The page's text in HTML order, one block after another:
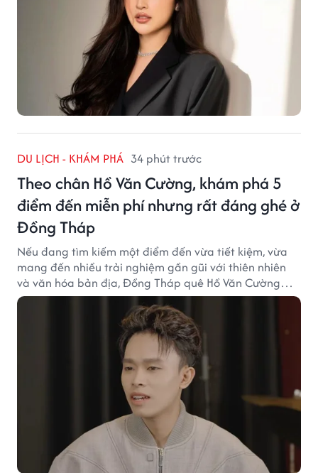
DU LỊCH - KHÁM PHÁ 34 phút trước
Theo chân Hồ Văn Cường, khám phá 5
điểm đến miễn phí nhưng rất đáng ghé ở
Đồng Tháp
Nếu đang tìm kiếm một điểm đến vừa tiết kiệm, vừa
mang đến nhiều trải nghiệm gần gũi với thiên nhiên
và văn hóa bản địa, Đồng Tháp quê Hồ Văn Cường
chắc chắn là lựa chọn đáng cân nhắc.